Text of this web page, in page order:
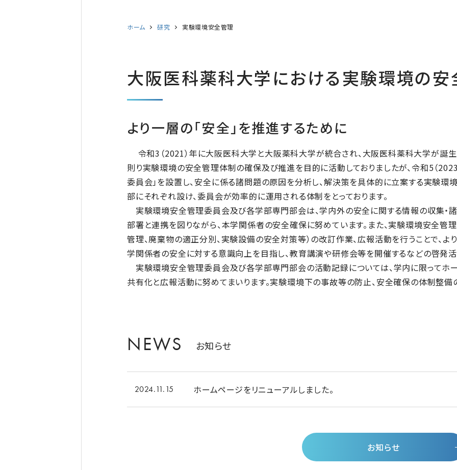
ホーム 研究 実験環境安全管理
大阪医科薬科大学における実験環境の安
より一層の「安全」を推進するために
令和3（2021）年に大阪医科大学と大阪薬科大学が統合され、大阪医科薬科大学が誕
則り実験環境の安全管理体制の確保及び推進を目的に活動しておりましたが、令和5（
委員会」を設置し、安全に係る諸問題の原因を分析し、解決策を具体的に立案する実験
部にそれぞれ設け、委員会が効率的に運用される体制をとっております。
実験環境安全管理委員会及び各学部専門部会は、学内外の安全に関する情報の収集・
部署と連携を図りながら、本学関係者の安全確保に努めています。また、実験環境安全
管理、廃棄物の適正分別、実験設備の安全対策等）の改訂作業、広報活動を行うことで、
学関係者の安全に対する意識向上を目指し、教育講演や研修会等を開催するなどの啓発
実験環境安全管理委員会及び各学部専門部会の活動記録については、学内に限ってホ
共有化と広報活動に努めてまいります。実験環境下の事故等の防止、安全確保の体制整備
NEWS お知らせ
2024.11.15 ホームページをリニューアルしました。
お知らせ